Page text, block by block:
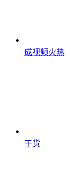
成视频火热
干货